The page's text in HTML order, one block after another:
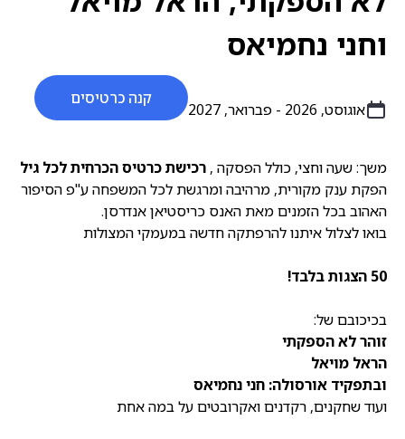
וחני נחמיאס
אוגוסט, 2026 - פברואר, 2027
קנה כרטיסים
משך: שעה וחצי, כולל הפסקה , רכישת כרטיס הכרחית לכל גיל
הפקת ענק מקורית, מרהיבה ומרגשת לכל המשפחה ע''פ הסיפור
האהוב בכל הזמנים מאת האנס כריסטיאן אנדרסן.
בואו לצלול איתנו להרפתקה חדשה במעמקי המצולות
50 הצגות בלבד!
בכיכובם של:
זוהר לא הספקתי
הראל מויאל
ובתפקיד אורסולה: חני נחמיאס
ועוד שחקנים, רקדנים ואקרובטים על במה אחת